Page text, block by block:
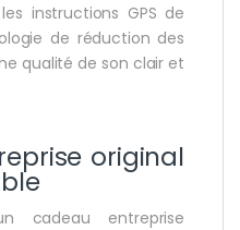
instructions GPS de
de réduction des
qualité de son clair et
original
cadeau entreprise